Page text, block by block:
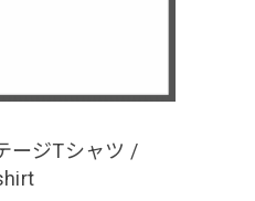
ージTシャツ /